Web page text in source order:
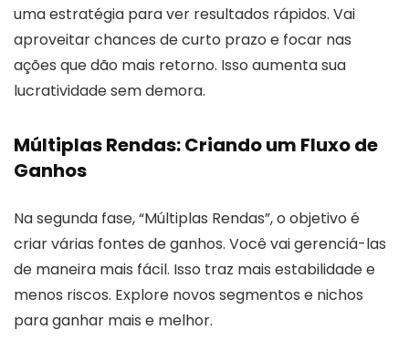
uma estratégia para ver resultados rápidos. Vai
aproveitar chances de curto prazo e focar nas
ações que dão mais retorno. Isso aumenta sua
lucratividade sem demora.
Múltiplas Rendas: Criando um Fluxo de
Ganhos
Na segunda fase, “Múltiplas Rendas”, o objetivo é
criar várias fontes de ganhos. Você vai gerenciá-las
de maneira mais fácil. Isso traz mais estabilidade e
menos riscos. Explore novos segmentos e nichos
para ganhar mais e melhor.